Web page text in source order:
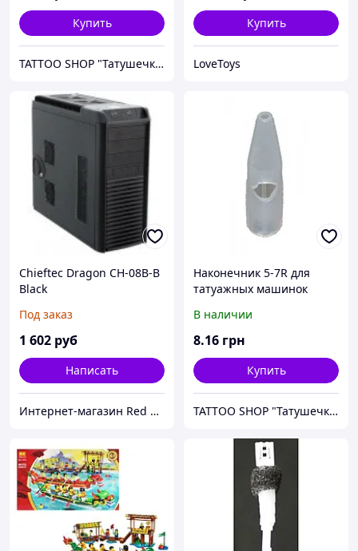
Купить
TATTOO SHOP "Татушечка" Молдова
Купить
LoveToys
Chieftec Dragon CH-08B-B
Black
Под заказ
1 602 руб
Написать
Интернет-магазин Red Storm
Наконечник 5-7R для
татуажных машинок
В наличии
8.16 грн
Купить
TATTOO SHOP "Татушечка" Молдова